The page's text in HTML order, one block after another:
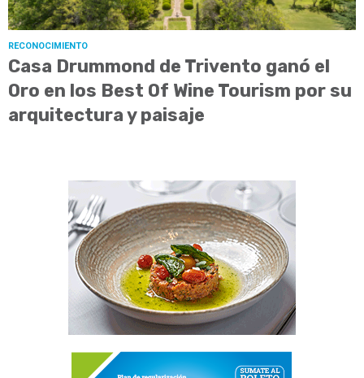
RECONOCIMIENTO
Casa Drummond de Trivento ganó el
Oro en los Best Of Wine Tourism por su
arquitectura y paisaje